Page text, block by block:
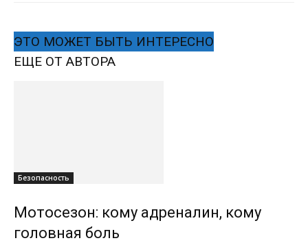
ЭТО МОЖЕТ БЫТЬ ИНТЕРЕСНО
ЕЩЕ ОТ АВТОРА
Безопасность
Мотосезон: кому адреналин, кому
головная боль